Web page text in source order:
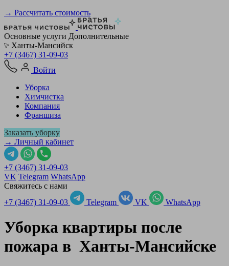
→ Рассчитать стоимость
Основные услуги Дополнительные
Ханты-Мансийск
+7 (3467) 31-09-03
Войти
Уборка
Химчистка
Компания
Франшиза
Заказать уборку
→ Личный кабинет
+7 (3467) 31-09-03
VK Telegram WhatsApp
Свяжитесь с нами
+7 (3467) 31-09-03
Telegram VK WhatsApp
Уборка квартиры после
пожара в Ханты-Мансийске